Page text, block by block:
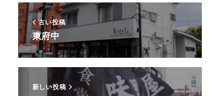
古い投稿
東府中
新しい投稿